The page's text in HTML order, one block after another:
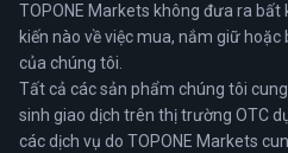
TOPONE Markets không đưa ra bất
kiến nào về việc mua, nắm giữ
của chúng tôi.
Tất cả các sản phẩm chúng tôi
sinh giao dịch trên thị trường OTC
các dịch vụ do TOPONE Markets